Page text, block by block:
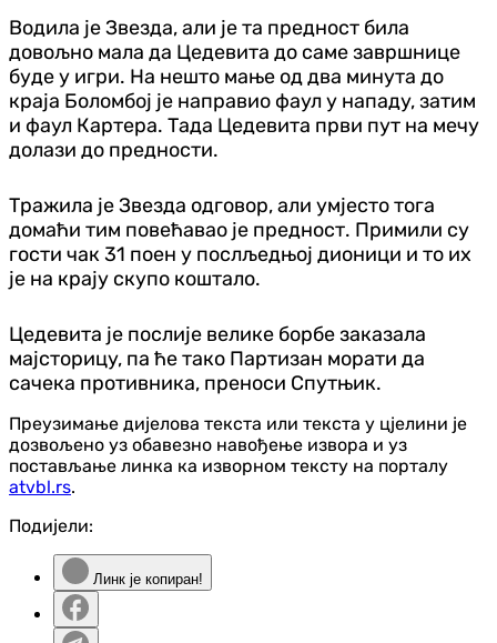
Водила је Звезда, али је та предност била
довољно мала да Цедевита до саме завршнице
буде у игри. На нешто мање од два минута до
краја Боломбој је направио фаул у нападу, затим
и фаул Картера. Тада Цедевита први пут на мечу
долази до предности.
Тражила је Звезда одговор, али умјесто тога
домаћи тим повећавао је предност. Примили су
гости чак 31 поен у послљедњој дионици и то их
је на крају скупо коштало.
Цедевита је послије велике борбе заказала
мајсторицу, па ће тако Партизан морати да
сачека противника, преноси Спутњик.
Преузимање дијелова текста или текста у цјелини је
дозвољено уз обавезно навођење извора и уз
постављање линка ка изворном тексту на порталу
atvbl.rs.
Подијели:
Линк је копиран!